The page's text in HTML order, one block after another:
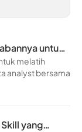
untuk
melatih
analyst bersama
yang